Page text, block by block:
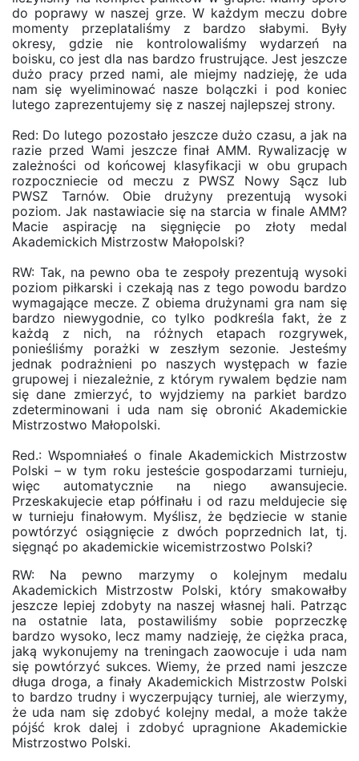
do poprawy w naszej grze. W każdym meczu dobre
momenty przeplataliśmy z bardzo słabymi. Były
okresy, gdzie nie kontrolowaliśmy wydarzeń na
boisku, co jest dla nas bardzo frustrujące. Jest jeszcze
dużo pracy przed nami, ale miejmy nadzieję, że uda
nam się wyeliminować nasze bolączki i pod koniec
lutego zaprezentujemy się z naszej najlepszej strony.
Red: Do lutego pozostało jeszcze dużo czasu, a jak na
razie przed Wami jeszcze finał AMM. Rywalizację w
zależności od końcowej klasyfikacji w obu grupach
rozpoczniecie od meczu z PWSZ Nowy Sącz lub
PWSZ Tarnów. Obie drużyny prezentują wysoki
poziom. Jak nastawiacie się na starcia w finale AMM?
Macie aspirację na sięgnięcie po złoty medal
Akademickich Mistrzostw Małopolski?
RW: Tak, na pewno oba te zespoły prezentują wysoki
poziom piłkarski i czekają nas z tego powodu bardzo
wymagające mecze. Z obiema drużynami gra nam się
bardzo niewygodnie, co tylko podkreśla fakt, że z
każdą z nich, na różnych etapach rozgrywek,
ponieśliśmy porażki w zeszłym sezonie. Jesteśmy
jednak podrażnieni po naszych występach w fazie
grupowej i niezależnie, z którym rywalem będzie nam
się dane zmierzyć, to wyjdziemy na parkiet bardzo
zdeterminowani i uda nam się obronić Akademickie
Mistrzostwo Małopolski.
Red.: Wspomniałeś o finale Akademickich Mistrzostw
Polski – w tym roku jesteście gospodarzami turnieju,
więc automatycznie na niego awansujecie.
Przeskakujecie etap półfinału i od razu meldujecie się
w turnieju finałowym. Myślisz, że będziecie w stanie
powtórzyć osiągnięcie z dwóch poprzednich lat, tj.
sięgnąć po akademickie wicemistrzostwo Polski?
RW: Na pewno marzymy o kolejnym medalu
Akademickich Mistrzostw Polski, który smakowałby
jeszcze lepiej zdobyty na naszej własnej hali. Patrząc
na ostatnie lata, postawiliśmy sobie poprzeczkę
bardzo wysoko, lecz mamy nadzieję, że ciężka praca,
jaką wykonujemy na treningach zaowocuje i uda nam
się powtórzyć sukces. Wiemy, że przed nami jeszcze
długa droga, a finały Akademickich Mistrzostw Polski
to bardzo trudny i wyczerpujący turniej, ale wierzymy,
że uda nam się zdobyć kolejny medal, a może także
pójść krok dalej i zdobyć upragnione Akademickie
Mistrzostwo Polski.